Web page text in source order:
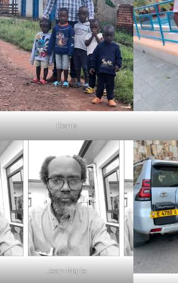
Denis
Jean-Marie